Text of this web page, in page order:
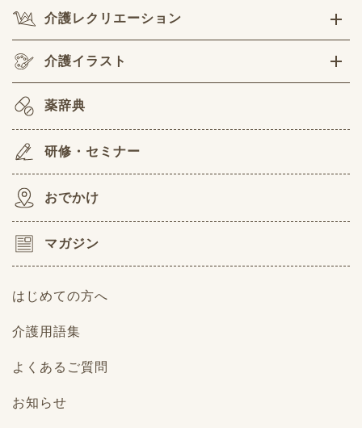
介護レクリエーション
介護イラスト
薬辞典
研修・セミナー
おでかけ
マガジン
はじめての方へ
介護用語集
よくあるご質問
お知らせ